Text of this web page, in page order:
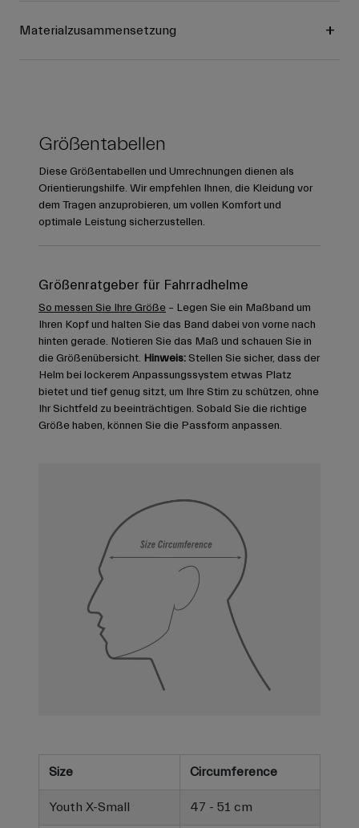
Materialzusammensetzung
Größentabellen
Diese Größentabellen und Umrechnungen dienen als
Orientierungshilfe. Wir empfehlen Ihnen, die Kleidung vor
dem Tragen anzuprobieren, um vollen Komfort und
optimale Leistung sicherzustellen.
Größenratgeber für Fahrradhelme
So messen Sie Ihre Größe – Legen Sie ein Maßband um
Ihren Kopf und halten Sie das Band dabei von vorne nach
hinten gerade. Notieren Sie das Maß und schauen Sie in
die Größenübersicht. Hinweis: Stellen Sie sicher, dass der
Helm bei lockerem Anpassungssystem etwas Platz
bietet und tief genug sitzt, um Ihre Stirn zu schützen, ohne
Ihr Sichtfeld zu beeinträchtigen. Sobald Sie die richtige
Größe haben, können Sie die Passform anpassen.
Size Circumference
Youth X-Small 47 - 51 cm